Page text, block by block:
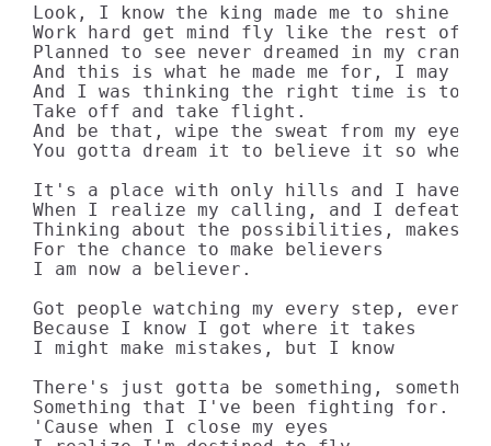
Look, I know the king made me to shine
Work hard get mind fly like the rest of
Planned to see never dreamed in my
And this is what he made me for, I may
And I was thinking the right time is
Take off and take flight.
And be that, wipe the sweat from my
You gotta dream it to believe it so when
It's a place with only hills and I
When I realize my calling, and I defeat
Thinking about the possibilities, makes
For the chance to make believers
I am now a believer.
Got people watching my every step, every
Because I know I got where it takes
I might make mistakes, but I know
There's just gotta be something,
Something that I've been fighting for.
'Cause when I close my eyes